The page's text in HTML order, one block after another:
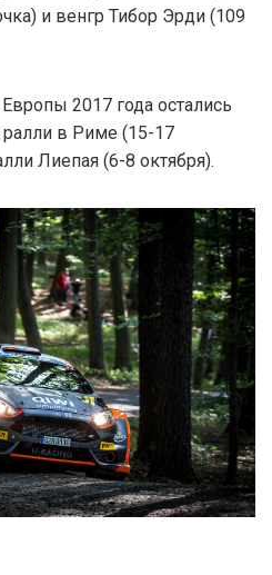
и венгр Тибор Эрди (109
2017 года остались
ралли в Риме (15-17
Лиепая (6-8 октября).